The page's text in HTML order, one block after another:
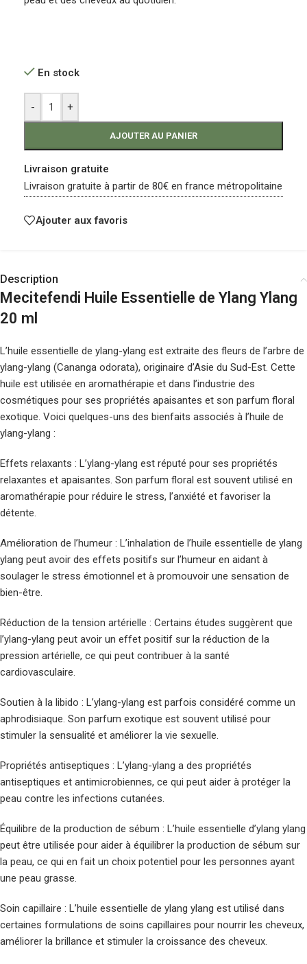
En stock
- +
AJOUTER AU PANIER
Livraison gratuite
Livraison gratuite à partir de 80€ en france métropolitaine
Ajouter aux favoris
Description
Mecitefendi Huile Essentielle de Ylang Ylang
20 ml
L’huile essentielle de ylang-ylang est extraite des fleurs de l’arbre de
ylang-ylang (Cananga odorata), originaire d’Asie du Sud-Est. Cette
huile est utilisée en aromathérapie et dans l’industrie des
cosmétiques pour ses propriétés apaisantes et son parfum floral
exotique. Voici quelques-uns des bienfaits associés à l’huile de
ylang-ylang :
Effets relaxants : L’ylang-ylang est réputé pour ses propriétés
relaxantes et apaisantes. Son parfum floral est souvent utilisé en
aromathérapie pour réduire le stress, l’anxiété et favoriser la
détente.
Amélioration de l’humeur : L’inhalation de l’huile essentielle de ylang
ylang peut avoir des effets positifs sur l’humeur en aidant à
soulager le stress émotionnel et à promouvoir une sensation de
bien-être.
Réduction de la tension artérielle : Certains études suggèrent que
l’ylang-ylang peut avoir un effet positif sur la réduction de la
pression artérielle, ce qui peut contribuer à la santé
cardiovasculaire.
Soutien à la libido : L’ylang-ylang est parfois considéré comme un
aphrodisiaque. Son parfum exotique est souvent utilisé pour
stimuler la sensualité et améliorer la vie sexuelle.
Propriétés antiseptiques : L’ylang-ylang a des propriétés
antiseptiques et antimicrobiennes, ce qui peut aider à protéger la
peau contre les infections cutanées.
Équilibre de la production de sébum : L’huile essentielle d’ylang ylang
peut être utilisée pour aider à équilibrer la production de sébum sur
la peau, ce qui en fait un choix potentiel pour les personnes ayant
une peau grasse.
Soin capillaire : L’huile essentielle de ylang ylang est utilisé dans
certaines formulations de soins capillaires pour nourrir les cheveux,
améliorer la brillance et stimuler la croissance des cheveux.